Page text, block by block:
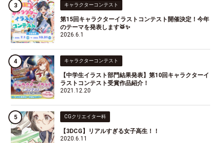
キャラクターコンテスト
第15回キャラクターイラストコンテスト開催決定！今年
のテーマを発表します🥁✨
2026.6.1
キャラクターコンテスト
【中学生イラスト部門結果発表】第10回キャラクターイ
ラストコンテスト受賞作品紹介！
2021.12.20
CGクリエイター科
【3DCG】リアルすぎる女子高生！！
2020.6.11